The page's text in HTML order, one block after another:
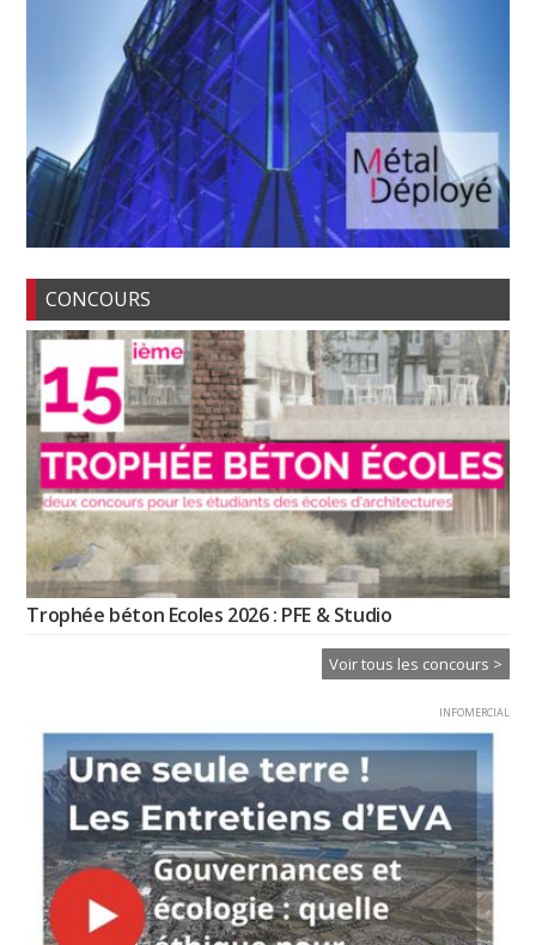
CONCOURS
Trophée béton Ecoles 2026 : PFE & Studio
Voir tous les concours >
INFOMERCIAL